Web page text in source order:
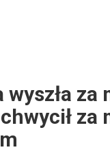
za
za